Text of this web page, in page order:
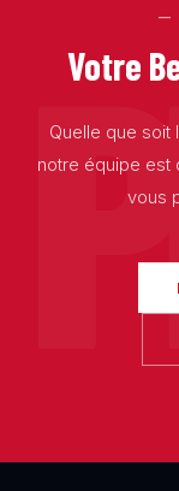
—
Votre
Quelle que soit
notre équipe est
vous